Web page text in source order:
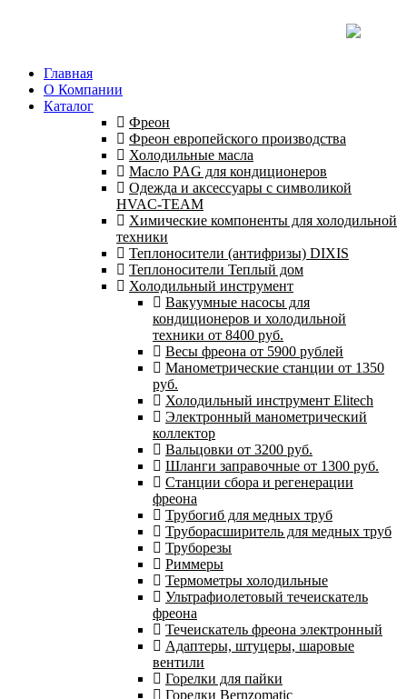
Главная
О Компании
Каталог
Фреон
Фреон европейского производства
Холодильные масла
Масло PAG для кондиционеров
Одежда и аксессуары с символикой
HVAC-TEAM
Химические компоненты для холодильной
техники
Теплоносители (антифризы) DIXIS
Теплоносители Теплый дом
Холодильный инструмент
Вакуумные насосы для
кондиционеров и холодильной
техники от 8400 руб.
Весы фреона от 5900 рублей
Манометрические станции от 1350
руб.
Холодильный инструмент Elitech
Электронный манометрический
коллектор
Вальцовки от 3200 руб.
Шланги заправочные от 1300 руб.
Станции сбора и регенерации
фреона
Трубогиб для медных труб
Труборасширитель для медных труб
Труборезы
Риммеры
Термометры холодильные
Ультрафиолетовый течеискатель
фреона
Течеискатель фреона электронный
Адаптеры, штуцеры, шаровые
вентили
Горелки для пайки
Горелки Bernzomatic